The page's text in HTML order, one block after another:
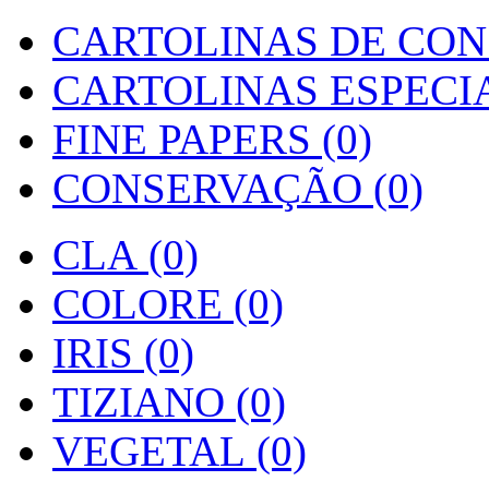
CARTOLINAS DE
CARTOLINAS
FINE PAPERS (0)
CONSERVAÇÃO (0)
CLA (0)
COLORE (0)
IRIS (0)
TIZIANO (0)
VEGETAL (0)